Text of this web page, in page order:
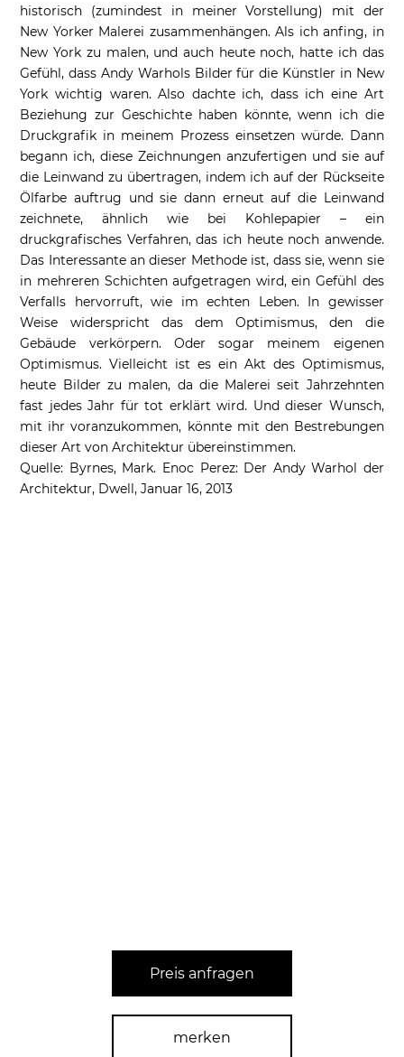
historisch (zumindest in meiner Vorstellung) mit der
New Yorker Malerei zusammenhängen. Als ich anfing, in
New York zu malen, und auch heute noch, hatte ich das
Gefühl, dass Andy Warhols Bilder für die Künstler in New
York wichtig waren. Also dachte ich, dass ich eine Art
Beziehung zur Geschichte haben könnte, wenn ich die
Druckgrafik in meinem Prozess einsetzen würde. Dann
begann ich, diese Zeichnungen anzufertigen und sie auf
die Leinwand zu übertragen, indem ich auf der Rückseite
Ölfarbe auftrug und sie dann erneut auf die Leinwand
zeichnete, ähnlich wie bei Kohlepapier – ein
druckgrafisches Verfahren, das ich heute noch anwende.
Das Interessante an dieser Methode ist, dass sie, wenn sie
in mehreren Schichten aufgetragen wird, ein Gefühl des
Verfalls hervorruft, wie im echten Leben. In gewisser
Weise widerspricht das dem Optimismus, den die
Gebäude verkörpern. Oder sogar meinem eigenen
Optimismus. Vielleicht ist es ein Akt des Optimismus,
heute Bilder zu malen, da die Malerei seit Jahrzehnten
fast jedes Jahr für tot erklärt wird. Und dieser Wunsch,
mit ihr voranzukommen, könnte mit den Bestrebungen
dieser Art von Architektur übereinstimmen.
Quelle: Byrnes, Mark. Enoc Perez: Der Andy Warhol der
Architektur, Dwell, Januar 16, 2013
Preis anfragen
merken